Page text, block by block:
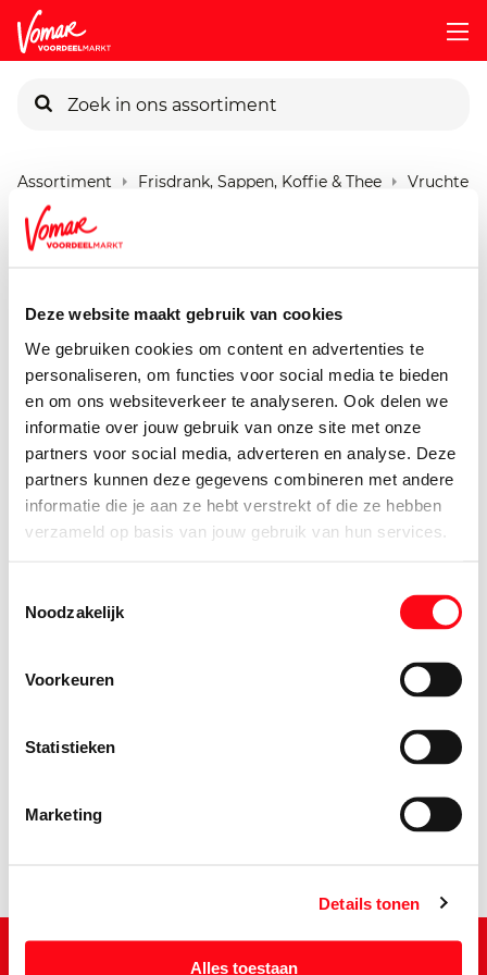
Deze website maakt gebruik van cookies
We gebruiken cookies om content en advertenties te
personaliseren, om functies voor social media te bieden
en om ons websiteverkeer te analyseren. Ook delen we
informatie over jouw gebruik van onze site met onze
partners voor social media, adverteren en analyse. Deze
partners kunnen deze gegevens combineren met andere
informatie die je aan ze hebt verstrekt of die ze hebben
verzameld op basis van jouw gebruik van hun services.
Noodzakelijk
Voorkeuren
Statistieken
Marketing
Details tonen
Alles toestaan
Pincode vergeten
Persoonlijk KIK-account
Assortiment Frisdrank, Sappen, Koffie & Thee
Dubbelfrisss Boost
2.75